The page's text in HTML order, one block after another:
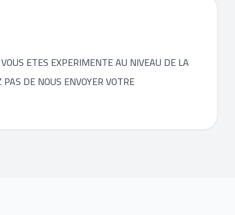
ETES EXPERIMENTE AU NIVEAU DE LA
DE NOUS ENVOYER VOTRE